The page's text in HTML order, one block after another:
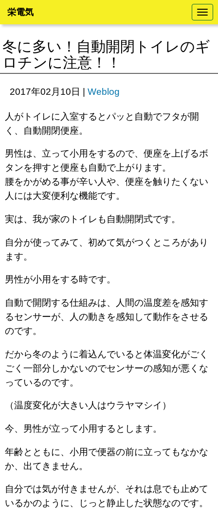
N
a
v
g
a
o
栄電気
冬に多い！自動開閉トイレのギ
ロチンに注意！！
2017年02月10日 | Weblog
人がトイレに入室するとパッと自動でフタが開
く、自動開閉便座。
男性は、立って小用をするので、便座を上げるボ
タンを押すと便座も自動で上がります。
腰をかがめる事が辛い人や、便座を触りたくない
人には大変便利な機能です。
実は、我が家のトイレも自動開閉式です。
自分が使ってみて、初めて気がつくところがあり
ます。
男性が小用をする時です。
自動で開閉する仕組みは、人間の温度差を感知す
るセンサーが、人の動きを感知して動作をさせる
のです。
だから冬のように着込んでいると体温変化がごく
ごく一部分しかないのでセンサーの感知が悪くな
っているのです。
（温度変化が大きい人はウラヤマシイ）
今、男性が立って小用するとします。
年齢とともに、小用で便器の前に立ってもなかな
か、出てきません。
自分では気が付きませんが、それは息でも止めて
いるかのように、じっと静止した状態なのです。